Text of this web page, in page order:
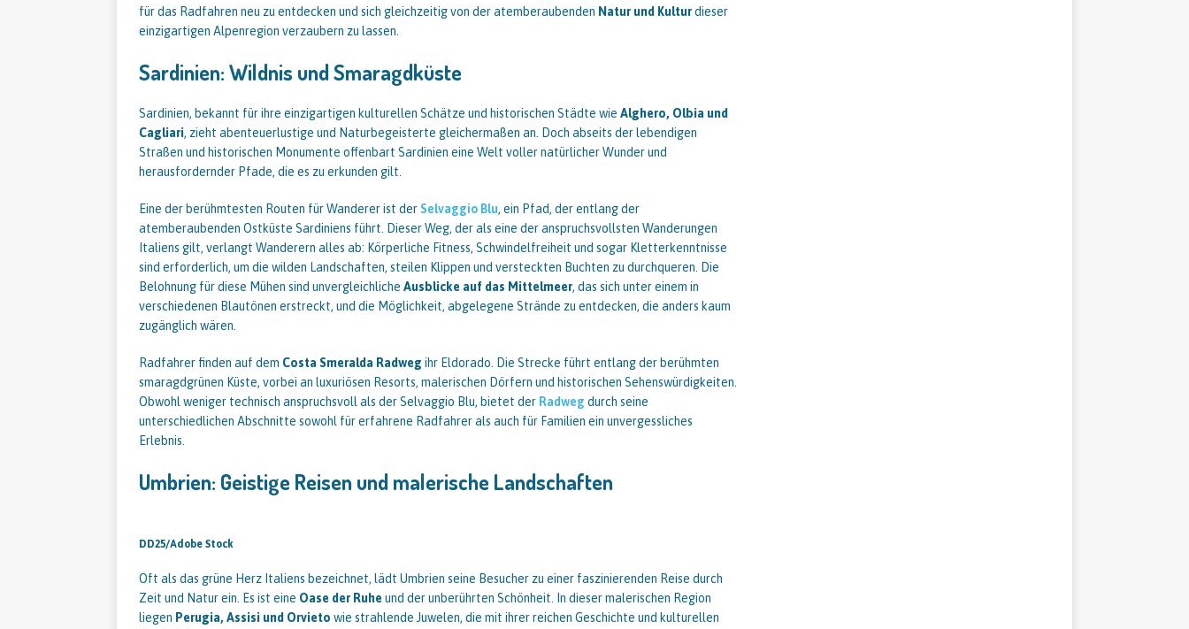
für das Radfahren neu zu entdecken und sich gleichzeitig von der atemberaubenden Natur und Kulturdieser
einzigartigen Alpenregion verzaubern zu lassen.
Sardinien: Wildnis und Smaragdküste
Sardinien, bekannt für ihre einzigartigen kulturellen Schätze und historischen Städte wie Alghero, Olbia und
Cagliari, zieht abenteuerlustige und Naturbegeisterte gleichermaßen an. Doch abseits der lebendigen
Straßen und historischen Monumente offenbart Sardinien eine Welt voller natürlicher Wunder und
herausfordernder Pfade, die es zu erkunden gilt.
Eine der berühmtesten Routen für Wanderer ist derSelvaggio Blu, ein Pfad, der entlang der
atemberaubenden Ostküste Sardiniens führt. Dieser Weg, der als eine der anspruchsvollsten Wanderungen
Italiens gilt, verlangt Wanderern alles ab: Körperliche Fitness, Schwindelfreiheit und sogar Kletterkenntnisse
sind erforderlich, um die wilden Landschaften, steilen Klippen und versteckten Buchten zu durchqueren. Die
Belohnung für diese Mühen sind unvergleichliche Ausblicke auf das Mittelmeer, das sich unter einem in
verschiedenen Blautönen erstreckt, und die Möglichkeit, abgelegene Strände zu entdecken, die anders kaum
zugänglich wären.
Radfahrer finden auf dem Costa Smeralda Radweg ihr Eldorado. Die Strecke führt entlang der berühmten
smaragdgrünen Küste, vorbei an luxuriösen Resorts, malerischen Dörfern und historischen Sehenswürdigkeiten.
Obwohl weniger technisch anspruchsvoll als der Selvaggio Blu, bietet der Radweg durch seine
unterschiedlichen Abschnitte sowohl für erfahrene Radfahrer als auch für Familien ein unvergessliches
Erlebnis.
Umbrien: Geistige Reisen und malerische Landschaften
DD25/Adobe Stock
Oft als das grüne Herz Italiens bezeichnet, lädt Umbrien seine Besucher zu einer faszinierenden Reise durch
Zeit und Natur ein. Es ist eine Oase der Ruheund der unberührten Schönheit. In dieser malerischen Region
liegen Perugia, Assisi und Orvieto wie strahlende Juwelen, die mit ihrer reichen Geschichte und kulturellen